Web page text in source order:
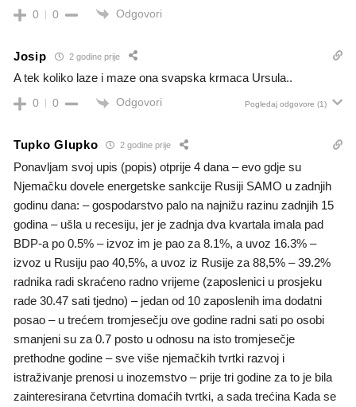
0 0 Odgovori
Josip 2 godine prije
A tek koliko laze i maze ona svapska krmaca Ursula..
0 0 Odgovori Pogledaj odgovore (1)
Tupko Glupko 2 godine prije
Ponavljam svoj upis (popis) otprije 4 dana – evo gdje su
Njemačku dovele energetske sankcije Rusiji SAMO u zadnjih
godinu dana: – gospodarstvo palo na najnižu razinu zadnjih 15
godina – ušla u recesiju, jer je zadnja dva kvartala imala pad
BDP-a po 0.5% – izvoz im je pao za 8.1%, a uvoz 16.3% –
izvoz u Rusiju pao 40,5%, a uvoz iz Rusije za 88,5% – 39.2%
radnika radi skraćeno radno vrijeme (zaposlenici u prosjeku
rade 30.47 sati tjedno) – jedan od 10 zaposlenih ima dodatni
posao – u trećem tromjesečju ove godine radni sati po osobi
smanjeni su za 0.7 posto u odnosu na isto tromjesečje
prethodne godine – sve više njemačkih tvrtki razvoj i
istraživanje prenosi u inozemstvo – prije tri godine za to je bila
zainteresirana četvrtina domaćih tvrtki, a sada trećina Kada se